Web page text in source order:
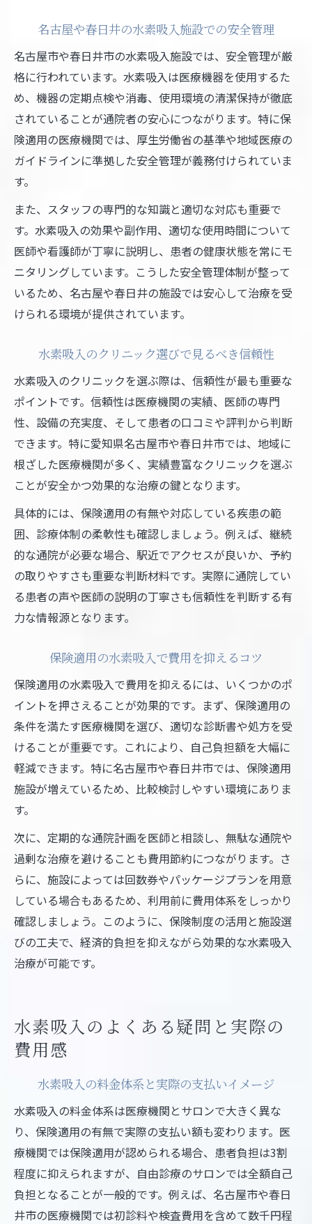
名古屋や春日井の水素吸入施設での安全管理
名古屋市や春日井市の水素吸入施設では、安全管理が厳
格に行われています。水素吸入は医療機器を使用するた
め、機器の定期点検や消毒、使用環境の清潔保持が徹底
されていることが通院者の安心につながります。特に保
険適用の医療機関では、厚生労働省の基準や地域医療の
ガイドラインに準拠した安全管理が義務付けられていま
す。
また、スタッフの専門的な知識と適切な対応も重要で
す。水素吸入の効果や副作用、適切な使用時間について
医師や看護師が丁寧に説明し、患者の健康状態を常にモ
ニタリングしています。こうした安全管理体制が整って
いるため、名古屋や春日井の施設では安心して治療を受
けられる環境が提供されています。
水素吸入のクリニック選びで見るべき信頼性
水素吸入のクリニックを選ぶ際は、信頼性が最も重要な
ポイントです。信頼性は医療機関の実績、医師の専門
性、設備の充実度、そして患者の口コミや評判から判断
できます。特に愛知県名古屋市や春日井市では、地域に
根ざした医療機関が多く、実績豊富なクリニックを選ぶ
ことが安全かつ効果的な治療の鍵となります。
具体的には、保険適用の有無や対応している疾患の範
囲、診療体制の柔軟性も確認しましょう。例えば、継続
的な通院が必要な場合、駅近でアクセスが良いか、予約
の取りやすさも重要な判断材料です。実際に通院してい
る患者の声や医師の説明の丁寧さも信頼性を判断する有
力な情報源となります。
保険適用の水素吸入で費用を抑えるコツ
保険適用の水素吸入で費用を抑えるには、いくつかのポ
イントを押さえることが効果的です。まず、保険適用の
条件を満たす医療機関を選び、適切な診断書や処方を受
けることが重要です。これにより、自己負担額を大幅に
軽減できます。特に名古屋市や春日井市では、保険適用
施設が増えているため、比較検討しやすい環境にありま
す。
次に、定期的な通院計画を医師と相談し、無駄な通院や
過剰な治療を避けることも費用節約につながります。さ
らに、施設によっては回数券やパッケージプランを用意
している場合もあるため、利用前に費用体系をしっかり
確認しましょう。このように、保険制度の活用と施設選
びの工夫で、経済的負担を抑えながら効果的な水素吸入
治療が可能です。
水素吸入のよくある疑問と実際の
費用感
水素吸入の料金体系と実際の支払いイメージ
水素吸入の料金体系は医療機関とサロンで大きく異な
り、保険適用の有無で実際の支払い額も変わります。医
療機関では保険適用が認められる場合、患者負担は3割
程度に抑えられますが、自由診療のサロンでは全額自己
負担となることが一般的です。例えば、名古屋市や春日
井市の医療機関では初診料や検査費用を含めて数千円程